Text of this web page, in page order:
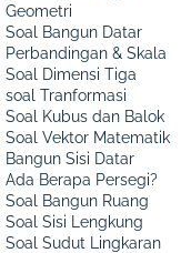
Geometri
Soal Bangun Datar
Perbandingan & Skala
Soal Dimensi Tiga
soal Tranformasi
Soal Kubus dan Balok
Soal Vektor Matematik
Bangun Sisi Datar
Ada Berapa Persegi?
Soal Bangun Ruang
Soal Sisi Lengkung
Soal Sudut Lingkaran